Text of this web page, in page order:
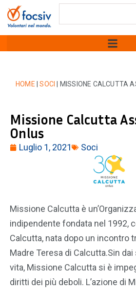
HOME |SOCI MISSIONE CALCUTTA
Missione Calcutta
Onlus
Luglio 1, 2021 Soci
Missione Calcutta è
indipendente fondata nel 1992,
Calcutta, nata dopo un incontro
Madre Teresa di Calcutta.Sin
vita, Missione Calcutta si è
diritti dei più deboli. L’azione di